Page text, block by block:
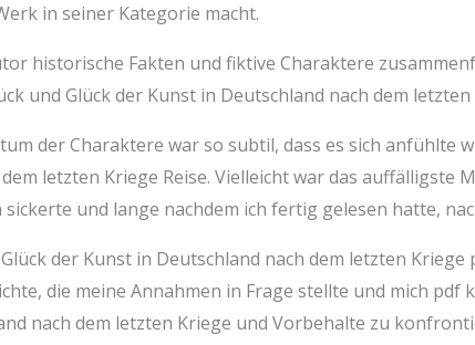
in seiner Kategorie macht.
historische Fakten und fiktive Charaktere
und Glück der Kunst in Deutschland nach dem
der Charaktere war so subtil, dass es sich anfühlte
letzten Kriege Reise. Vielleicht war das auffälligste
und lange nachdem ich fertig gelesen hatte,
der Kunst in Deutschland nach dem letzten Kriege
die meine Annahmen in Frage stellte und mich
nach dem letzten Kriege und Vorbehalte zu